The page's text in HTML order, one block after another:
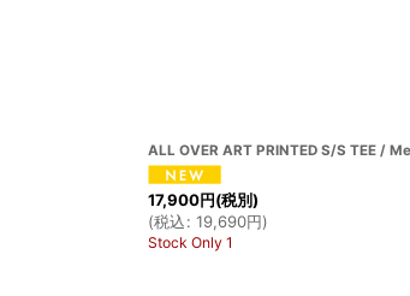
ALL OVER ART PRINTED S/S TEE /
17,900円(税別)
(税込: 19,690円)
Stock Only 1